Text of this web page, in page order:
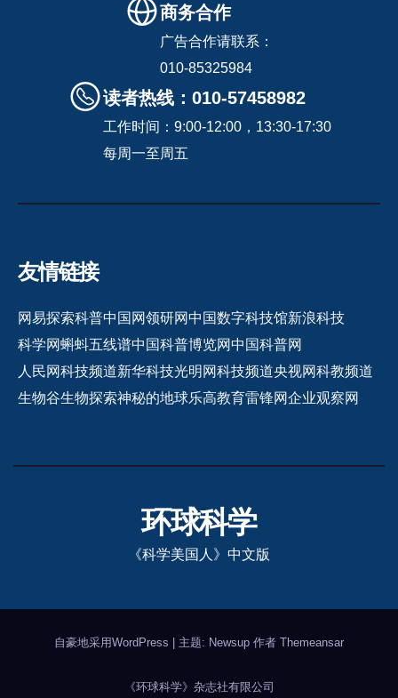
商务合作
广告合作请联系：
010-85325984
读者热线：010-57458982
工作时间：9:00-12:00，13:30-17:30
每周一至周五
友情链接
网易探索科普中国网领研网中国数字科技馆新浪科技
科学网蝌蚪五线谱中国科普博览网中国科普网
人民网科技频道新华科技光明网科技频道央视网科教频道
生物谷生物探索神秘的地球乐高教育雷锋网企业观察网
环球科学
《科学美国人》中文版
自豪地采用WordPress 主题: Newsup 作者 Themeansar
《环球科学》杂志社有限公司